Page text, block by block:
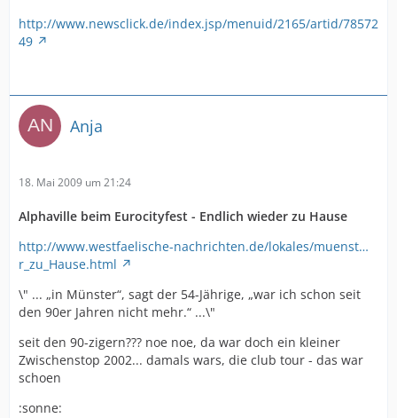
http://www.newsclick.de/index.jsp/menuid/2165/artid/78572
49
Anja
18. Mai 2009 um 21:24
Alphaville beim Eurocityfest - Endlich wieder zu Hause
http://www.westfaelische-nachrichten.de/lokales/muenst…
r_zu_Hause.html
\" ... „in Münster“, sagt der 54-Jährige, „war ich schon seit
den 90er Jahren nicht mehr.“ ...\"
seit den 90-zigern??? noe noe, da war doch ein kleiner
Zwischenstop 2002... damals wars, die club tour - das war
schoen
:sonne: